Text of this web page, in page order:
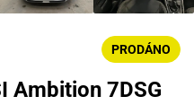
PRODÁNO
Ambition 7DSG